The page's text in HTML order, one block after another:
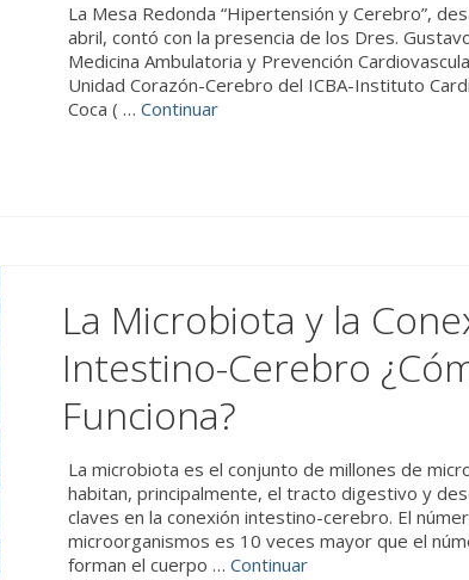
La Mesa Redonda “Hipertensión y Cerebro”,
abril, contó con la presencia de los Dres.
Medicina Ambulatoria y Prevención
Unidad Corazón-Cerebro del ICBA-Instituto
Coca ( …Continuar
La Microbiota y la
Intestino-Cerebro
Funciona?
La microbiota es el conjunto de millones de
habitan, principalmente, el tracto digestivo y
claves en la conexión intestino-cerebro. El
microorganismos es 10 veces mayor que el
forman el cuerpo …Continuar